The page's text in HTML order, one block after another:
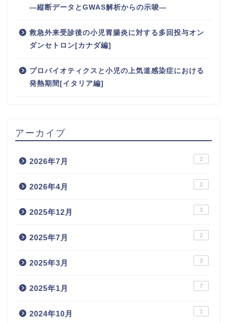
―縦断データとGWAS解析からの示唆―
救急外来受診後の小児胃腸炎に対する多回投与オン
ダンセトロン[カナダ編]
プロバイオティクスと小児の上気道感染症における
発熱期間[イタリア編]
アーカイブ
2026年7月 2
2026年4月 2
2025年12月 3
2025年7月 2
2025年3月 3
2025年1月 7
2024年10月 1